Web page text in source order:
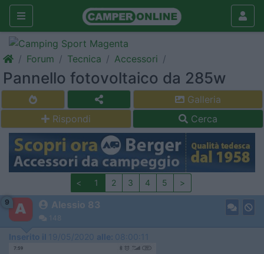
Forum Tecnica Accessori
Pannello fotovoltaico da 285w
Galleria
Rispondi
Cerca
< 1 2 3 4 5 >
9 Alessio 83
148
Inserito il 19/05/2020 alle: 08:00:11